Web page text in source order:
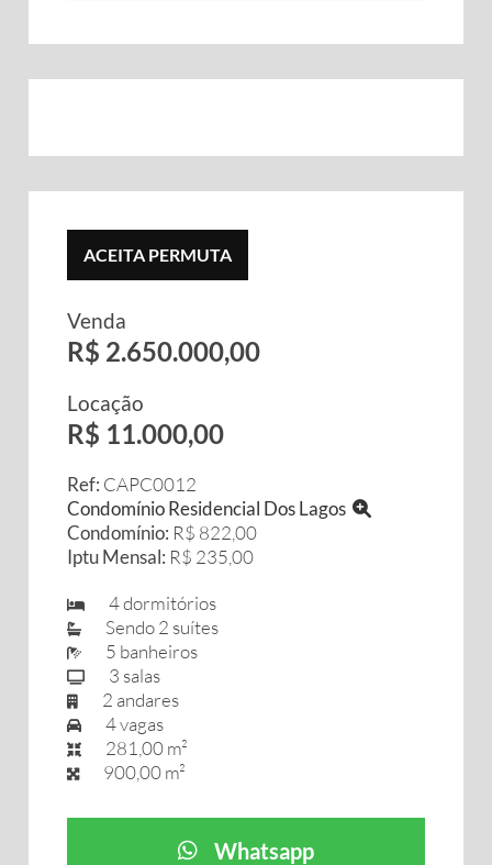
ACEITA PERMUTA
Venda
R$ 2.650.000,00
Locação
R$ 11.000,00
Ref: CAPC0012
Condomínio Residencial Dos Lagos
Condomínio: R$ 822,00
Iptu Mensal: R$ 235,00
4 dormitórios
Sendo 2 suítes
5 banheiros
3 salas
2 andares
4 vagas
281,00 m²
900,00 m²
Whatsapp